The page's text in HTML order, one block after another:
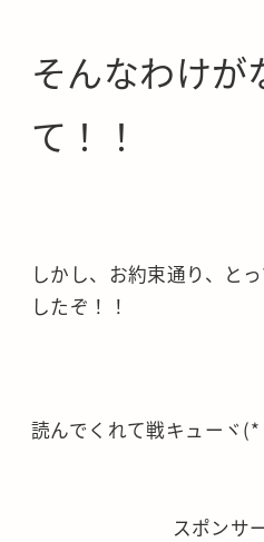
そんなわけが
て！！
しかし、お約束通り、と
したぞ！！
読んでくれて戦キューヾ
スポンサ